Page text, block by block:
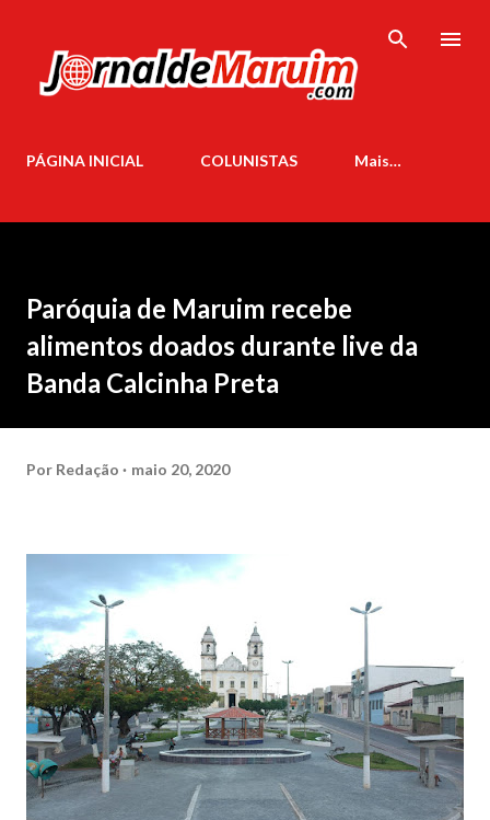
PÁGINA INICIAL COLUNISTAS Mais…
Paróquia de Maruim recebe
alimentos doados durante live da
Banda Calcinha Preta
Por Redação maio 20, 2020